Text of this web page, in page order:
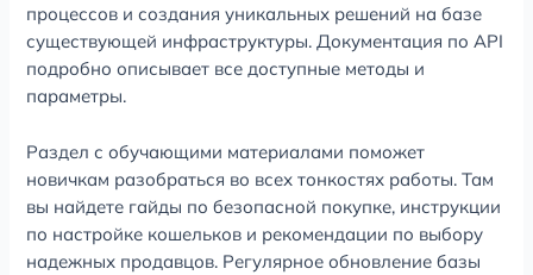
процессов и создания уникальных решений на базе
существующей инфраструктуры. Документация по API
подробно описывает все доступные методы и
параметры.
Раздел с обучающими материалами поможет
новичкам разобраться во всех тонкостях работы. Там
вы найдете гайды по безопасной покупке, инструкции
по настройке кошельков и рекомендации по выбору
надежных продавцов. Регулярное обновление базы